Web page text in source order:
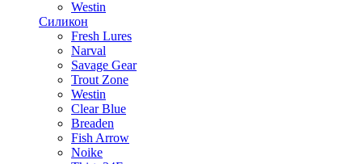
Westin
Силикон
Fresh Lures
Narval
Savage Gear
Trout Zone
Westin
Clear Blue
Breaden
Fish Arrow
Noike